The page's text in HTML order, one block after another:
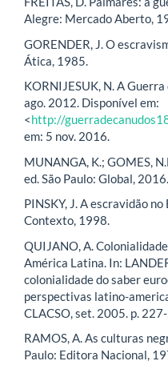
Alegre: Mercado Aberto,
GORENDER, J. O
Ática, 1985.
KORNIJESUK, N. A
ago. 2012. Disponível em:
<http://
em: 5 nov. 2016.
MUNANGA, K.; GOMES,
ed. São Paulo: Global, 2016.
PINSKY, J. A escravidão
Contexto, 1998.
QUIJANO, A.
América Latina. In:
colonialidade do saber
perspectivas latino-
CLACSO, set. 2005. p.
RAMOS, A. As culturas
Paulo: Editora Nacional,